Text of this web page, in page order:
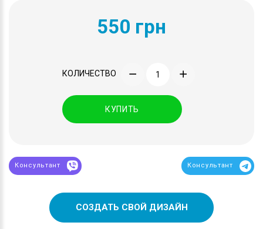
550 грн
КОЛИЧЕСТВО
КУПИТЬ
Консультант Консультант
СОЗДАТЬ СВОЙ ДИЗАЙН